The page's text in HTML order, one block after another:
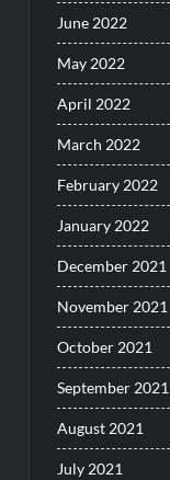
June 2022
May 2022
April 2022
March 2022
February 2022
January 2022
December 2021
November 2021
October 2021
September 2021
August 2021
July 2021